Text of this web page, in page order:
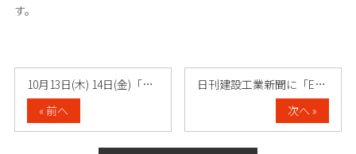
す。
10月13日(木) 14日(金)「入会事……
« 前へ
日刊建設工業新聞に「ERCトレーサビリテ……
次へ »